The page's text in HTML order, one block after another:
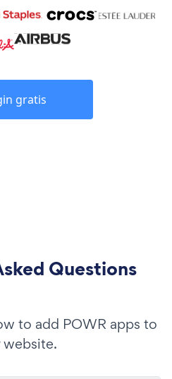
gratis
Questions
to add POWR apps to